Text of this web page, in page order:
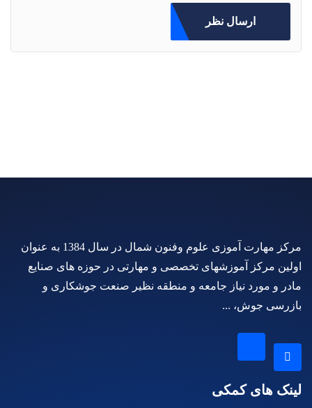
ارسال نظر
مرکز مهارت آموزی علوم وفنون شمال در سال 1384 به عنوان
اولین مرکز آموزشهای تخصصی و مهارتی در حوزه های صنایع
مادر و مورد نیاز جامعه و منطقه نظیر صنعت جوشکاری و
بازرسی جوش، ...
لینک های کمکی